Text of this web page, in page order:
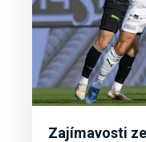
Zajímavosti